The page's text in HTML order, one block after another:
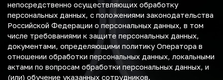
непосредственно осуществляющих обработку
персональных данных, с положениями законодательства
Российской Федерации о персональных данных, в том
числе требованиями к защите персональных данных,
документами, определяющими политику Оператора в
отношении обработки персональных данных, локальными
актами по вопросам обработки персональных данных, и
(или) обучение указанных сотрудников.